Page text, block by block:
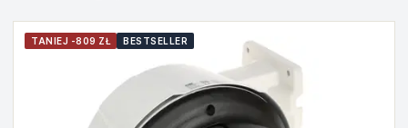
TANIEJ -809 ZŁ BESTSELLER